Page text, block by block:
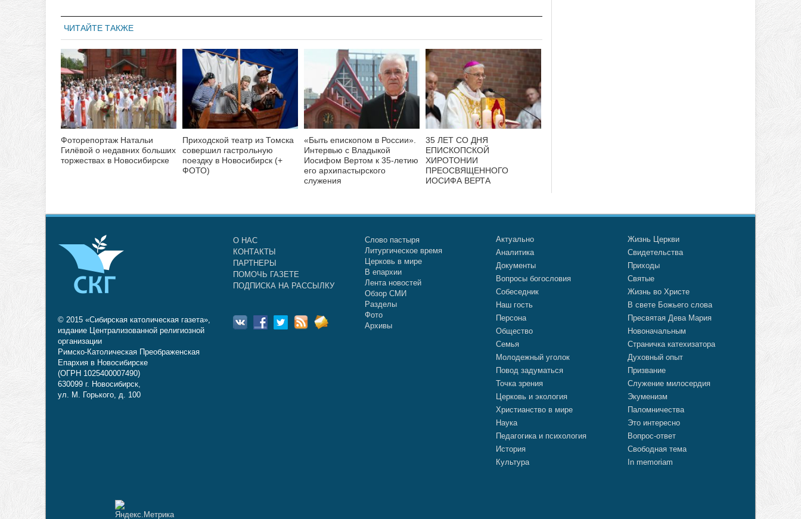
ЧИТАЙТЕ ТАКЖЕ
Фоторепортаж Натальи
Гилёвой о недавних больших
торжествах в Новосибирске
Приходской театр из Томска
совершил гастрольную
поездку в Новосибирск (+
ФОТО)
«Быть епископом в России».
Интервью с Владыкой
Иосифом Вертом к 35-летию
его архипастырского
служения
35 ЛЕТ СО ДНЯ
ЕПИСКОПСКОЙ
ХИРОТОНИИ
ПРЕОСВЯЩЕННОГО
ИОСИФА ВЕРТА
© 2015 «Сибирская католическая газета»,
издание Централизованной религиозной
организации
Римско-Католическая Преображенская
Епархия в Новосибирске
(ОГРН 1025400007490)
630099 г. Новосибирск,
ул. М. Горького, д. 100
О НАС
КОНТАКТЫ
ПАРТНЕРЫ
ПОМОЧЬ ГАЗЕТЕ
ПОДПИСКА НА РАССЫЛКУ
Слово пастыря
Литургическое время
Церковь в мире
В епархии
Лента новостей
Обзор СМИ
Разделы
Фото
Архивы
Актуально
Аналитика
Документы
Вопросы богословия
Собеседник
Наш гость
Персона
Общество
Семья
Молодежный уголок
Повод задуматься
Точка зрения
Церковь и экология
Христианство в мире
Наука
Педагогика и психология
История
Культура
Жизнь Церкви
Свидетельства
Приходы
Святые
Жизнь во Христе
В свете Божьего слова
Пресвятая Дева Мария
Новоначальным
Страничка катехизатора
Духовный опыт
Призвание
Служение милосердия
Экуменизм
Паломничества
Это интересно
Вопрос-ответ
Свободная тема
In memoriam